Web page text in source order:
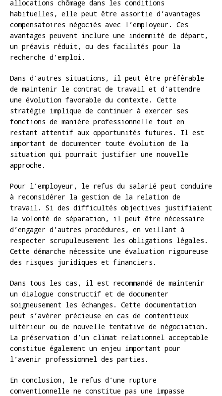
allocations chômage dans les conditions
habituelles, elle peut être assortie d’avantages
compensatoires négociés avec l’employeur. Ces
avantages peuvent inclure une indemnité de départ,
un préavis réduit, ou des facilités pour la
recherche d’emploi.
Dans d’autres situations, il peut être préférable
de maintenir le contrat de travail et d’attendre
une évolution favorable du contexte. Cette
stratégie implique de continuer à exercer ses
fonctions de manière professionnelle tout en
restant attentif aux opportunités futures. Il est
important de documenter toute évolution de la
situation qui pourrait justifier une nouvelle
approche.
Pour l’employeur, le refus du salarié peut conduire
à reconsidérer la gestion de la relation de
travail. Si des difficultés objectives justifiaient
la volonté de séparation, il peut être nécessaire
d’engager d’autres procédures, en veillant à
respecter scrupuleusement les obligations légales.
Cette démarche nécessite une évaluation rigoureuse
des risques juridiques et financiers.
Dans tous les cas, il est recommandé de maintenir
un dialogue constructif et de documenter
soigneusement les échanges. Cette documentation
peut s’avérer précieuse en cas de contentieux
ultérieur ou de nouvelle tentative de négociation.
La préservation d’un climat relationnel acceptable
constitue également un enjeu important pour
l’avenir professionnel des parties.
En conclusion, le refus d’une rupture
conventionnelle ne constitue pas une impasse